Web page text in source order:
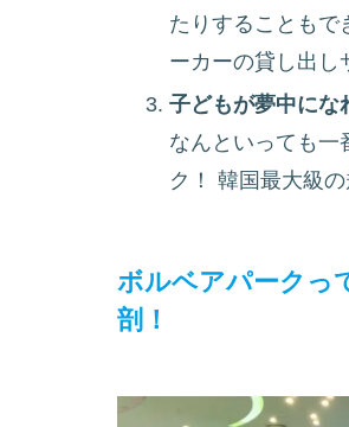
たりすることもで
ーカーの貸し出し
子どもが夢中にな
なんといっても一
ク！ 韓国最大級
ボルベアパークっ
剖！